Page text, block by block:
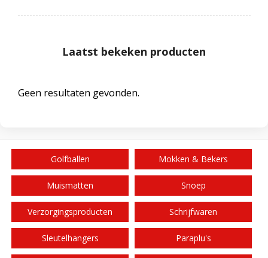
Laatst bekeken producten
Geen resultaten gevonden.
Golfballen Mokken & Bekers
Muismatten Snoep
Verzorgingsproducten Schrijfwaren
Sleutelhangers Paraplu's